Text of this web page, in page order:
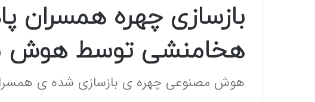
بازسازی چهره همسران
هخامنشی توسط هوش
هوش مصنوعی چهره ی بازسازی شده ی همسران